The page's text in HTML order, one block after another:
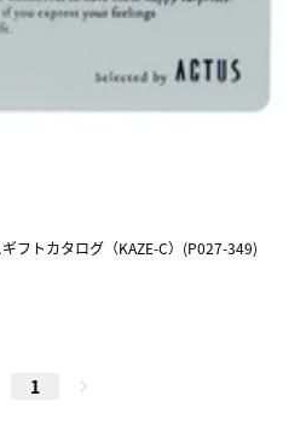
フトカタログ（KAZE-C）(P027-349)
1